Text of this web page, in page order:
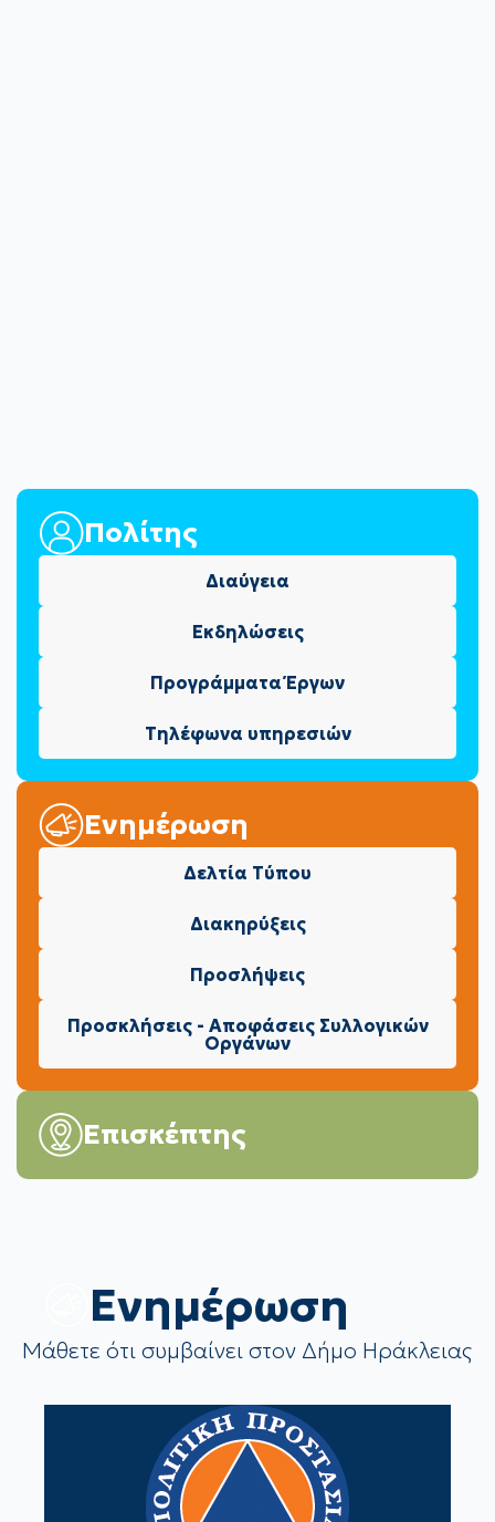
Πολίτης
Διαύγεια
Εκδηλώσεις
Προγράμματα Έργων
Τηλέφωνα υπηρεσιών
Ενημέρωση
Δελτία Τύπου
Διακηρύξεις
Προσλήψεις
Προσκλήσεις - Αποφάσεις Συλλογικών
Οργάνων
Επισκέπτης
Eνημέρωση
Μάθετε ότι συμβαίνει στον Δήμο Ηράκλειας